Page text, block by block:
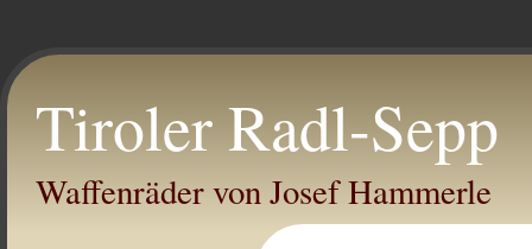
Tiroler Radl-Sepp
Waffenräder von Josef Hammerle